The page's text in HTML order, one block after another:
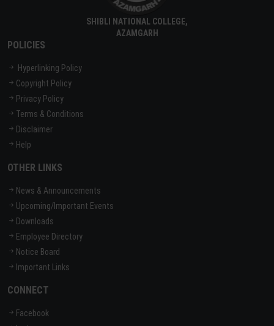
SHIBLI NATIONAL COLLEGE,
AZAMGARH
POLICIES
Hyperlinking Policy
Copyright Policy
Privacy Policy
Terms & Conditions
Disclaimer
Help
OTHER LINKS
News & Announcements
Upcoming/Important Events
Downloads
Employee Directory
Notice Board
Important Links
CONNECT
Facebook